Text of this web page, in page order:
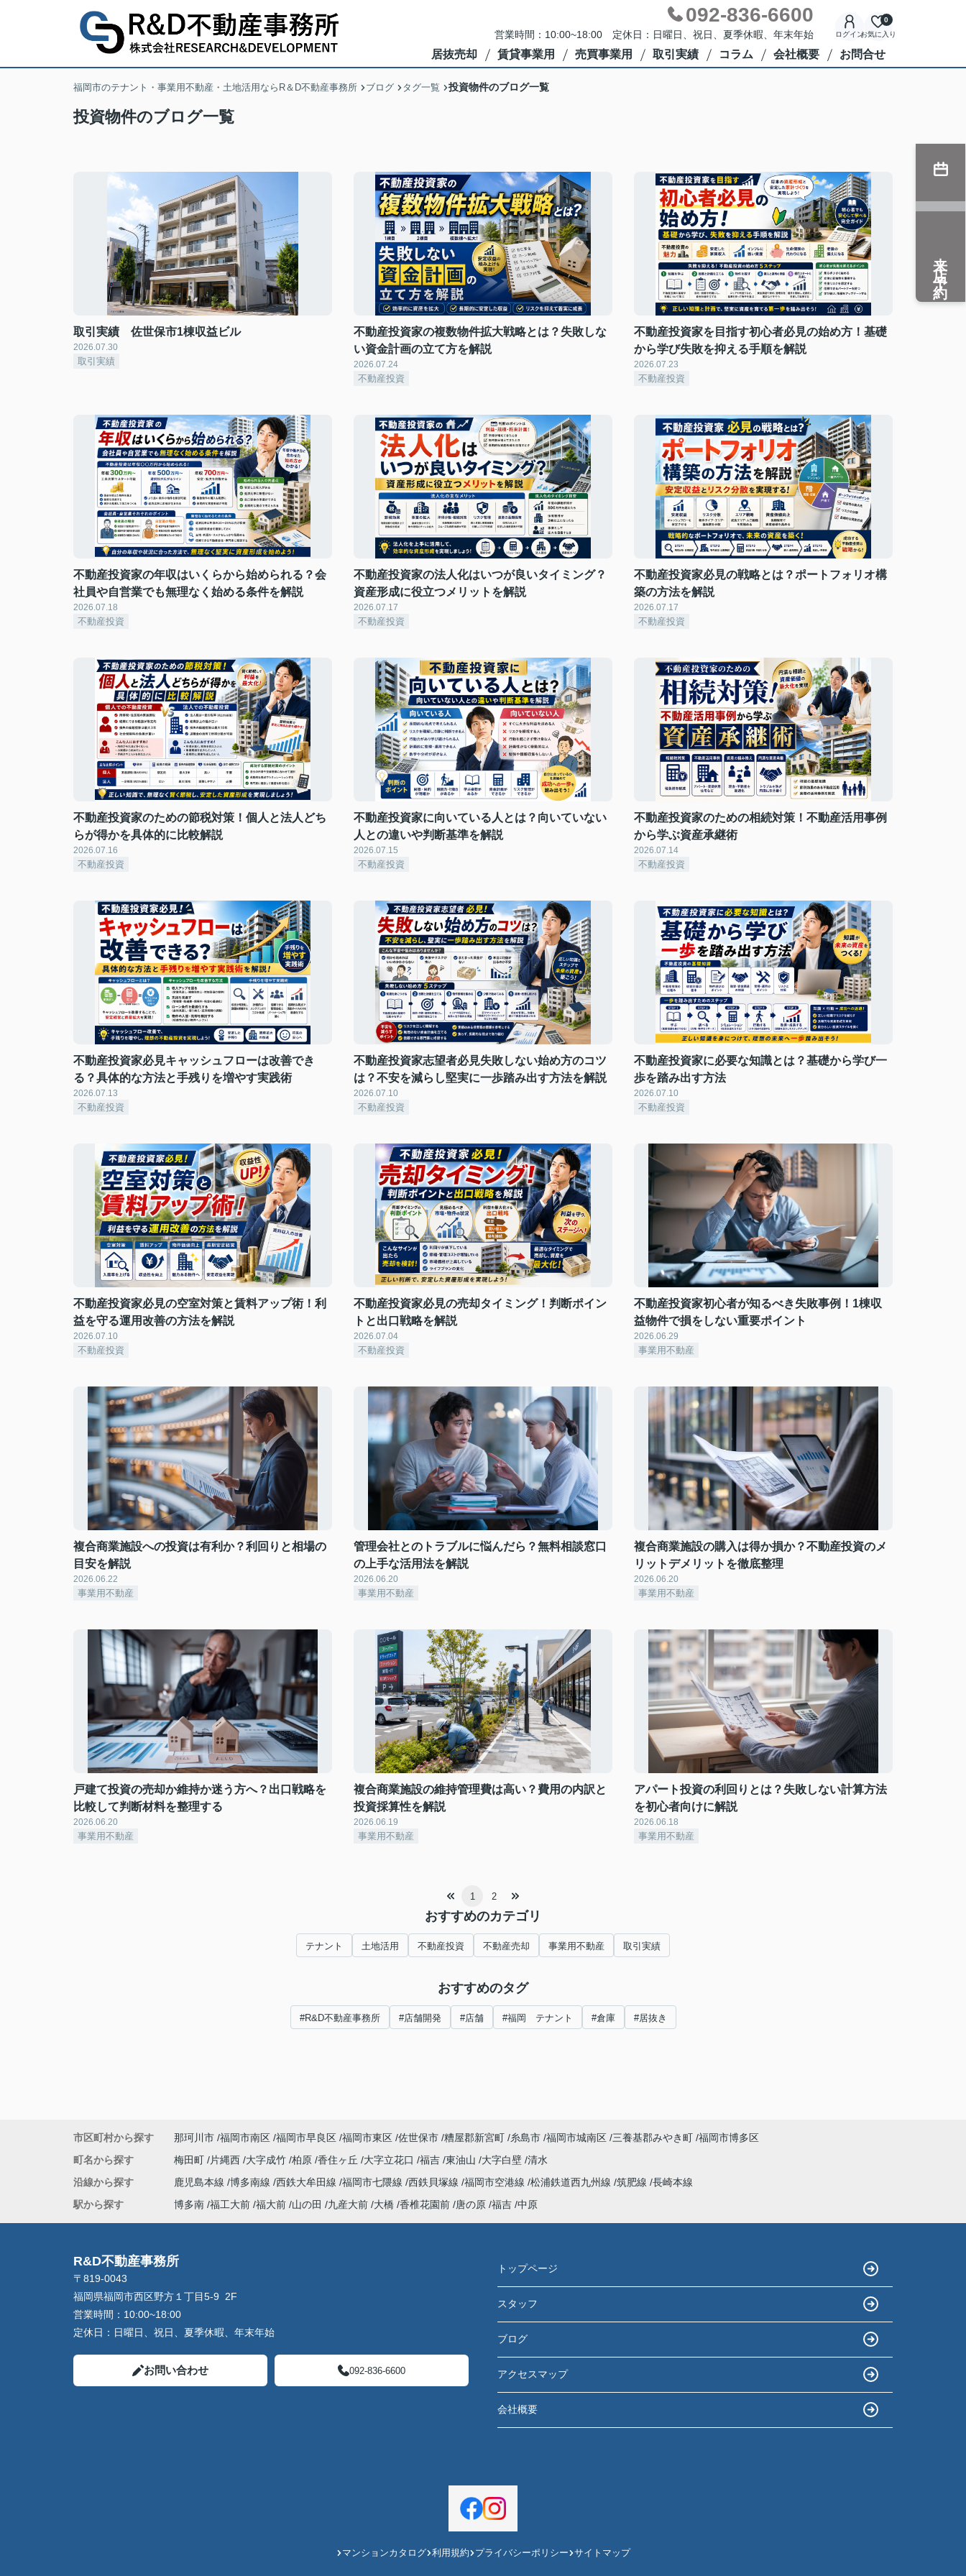
092-836-6600
営業時間：10:00~18:00 定休日：日曜日、祝日、夏季休暇、年末年始 ログインお気に入り
0
居抜売却 賃貸事業用 売買事業用 取引実績 コラム 会社概要 お問合せ
福岡市のテナント・事業用不動産・土地活用ならR＆D不動産事務所 ブログ タグ一覧 投資物件のブログ一覧
投資物件のブログ一覧
取引実績 佐世保市1棟収益ビル
2026.07.30
取引実績
不動産投資家の複数物件拡大戦略とは？失敗しな
い資金計画の立て方を解説
2026.07.24
不動産投資
不動産投資家を目指す初心者必見の始め方！基礎
から学び失敗を抑える手順を解説
2026.07.23
不動産投資
不動産投資家の年収はいくらから始められる？会
社員や自営業でも無理なく始める条件を解説
2026.07.18
不動産投資
不動産投資家の法人化はいつが良いタイミング？
資産形成に役立つメリットを解説
2026.07.17
不動産投資
不動産投資家必見の戦略とは？ポートフォリオ構
築の方法を解説
2026.07.17
不動産投資
不動産投資家のための節税対策！個人と法人どち
らが得かを具体的に比較解説
2026.07.16
不動産投資
不動産投資家に向いている人とは？向いていない
人との違いや判断基準を解説
2026.07.15
不動産投資
不動産投資家のための相続対策！不動産活用事例
から学ぶ資産承継術
2026.07.14
不動産投資
不動産投資家必見キャッシュフローは改善でき
る？具体的な方法と手残りを増やす実践術
2026.07.13
不動産投資
不動産投資家志望者必見失敗しない始め方のコツ
は？不安を減らし堅実に一歩踏み出す方法を解説
2026.07.10
不動産投資
不動産投資家に必要な知識とは？基礎から学び一
歩を踏み出す方法
2026.07.10
不動産投資
不動産投資家必見の空室対策と賃料アップ術！利
益を守る運用改善の方法を解説
2026.07.10
不動産投資
不動産投資家必見の売却タイミング！判断ポイン
トと出口戦略を解説
2026.07.04
不動産投資
不動産投資家初心者が知るべき失敗事例！1棟収
益物件で損をしない重要ポイント
2026.06.29
事業用不動産
複合商業施設への投資は有利か？利回りと相場の
目安を解説
2026.06.22
事業用不動産
管理会社とのトラブルに悩んだら？無料相談窓口
の上手な活用法を解説
2026.06.20
事業用不動産
複合商業施設の購入は得か損か？不動産投資のメ
リットデメリットを徹底整理
2026.06.20
事業用不動産
戸建て投資の売却か維持か迷う方へ？出口戦略を
比較して判断材料を整理する
2026.06.20
事業用不動産
複合商業施設の維持管理費は高い？費用の内訳と
投資採算性を解説
2026.06.19
事業用不動産
アパート投資の利回りとは？失敗しない計算方法
を初心者向けに解説
2026.06.18
事業用不動産
1 2
おすすめのカテゴリ
テナント 土地活用 不動産投資 不動産売却 事業用不動産 取引実績
おすすめのタグ
#R&D不動産事務所 #店舗開発 #店舗 #福岡 テナント #倉庫 #居抜き
来店予約
市区町村から探す 那珂川市 福岡市南区 福岡市早良区 福岡市東区 佐世保市 糟屋郡新宮町 糸島市 福岡市城南区 三養基郡みやき町 福岡市博多区
町名から探す
梅田町 片縄西 大字成竹 柏原 香住ヶ丘 大字立花口 福吉 東油山 大字白壁 清水
沿線から探す
鹿児島本線 博多南線 西鉄大牟田線 福岡市七隈線 西鉄貝塚線 福岡市空港線 松浦鉄道西九州線 筑肥線 長崎本線
駅から探す
博多南 福工大前 福大前 山の田 九産大前 大橋 香椎花園前 唐の原 福吉 中原
R&D不動産事務所
〒819-0043
福岡県福岡市西区野方１丁目5-9 2F
営業時間： 10:00~18:00
定休日： 日曜日、祝日、夏季休暇、年末年始
お問い合わせ 092-836-6600
トップページ
スタッフ
ブログ
アクセスマップ
会社概要
マンションカタログ 利用規約 プライバシーポリシー サイトマップ